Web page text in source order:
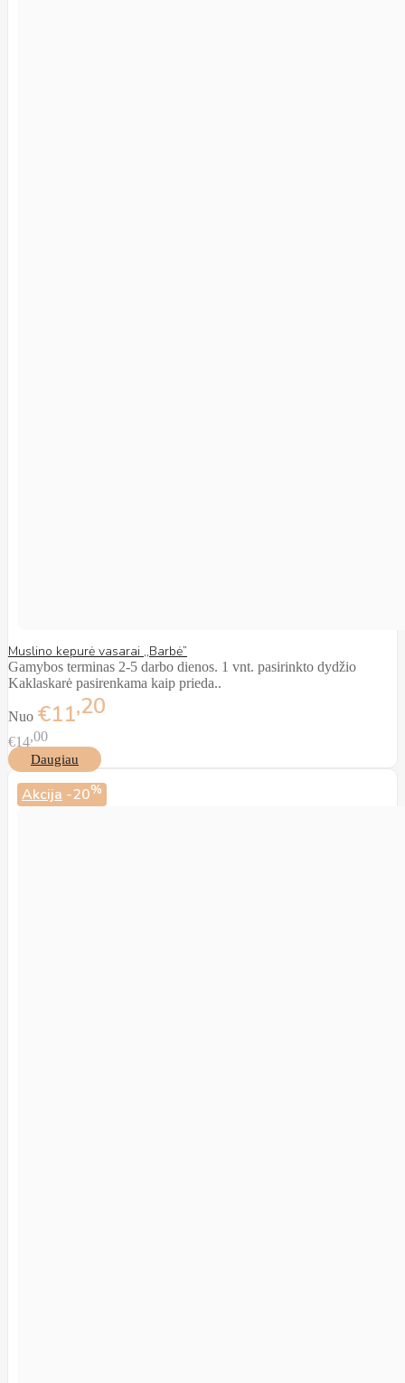
Muslino kepurė vasarai ,,Barbė”
Gamybos terminas 2-5 darbo dienos. 1 vnt. pasirinkto dydžio
Kaklaskarė pasirenkama kaip prieda..
Nuo €11 20
€14 00
Daugiau
Akcija -20%